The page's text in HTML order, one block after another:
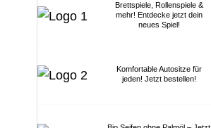
Brettspiele, Rollenspiele &
mehr! Entdecke jetzt dein
neues Spiel!
Komfortable Autositze für
jeden! Jetzt bestellen!